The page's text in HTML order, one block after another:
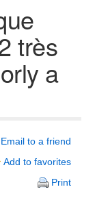
très
a
Email to a friend
Add to favorites
Print